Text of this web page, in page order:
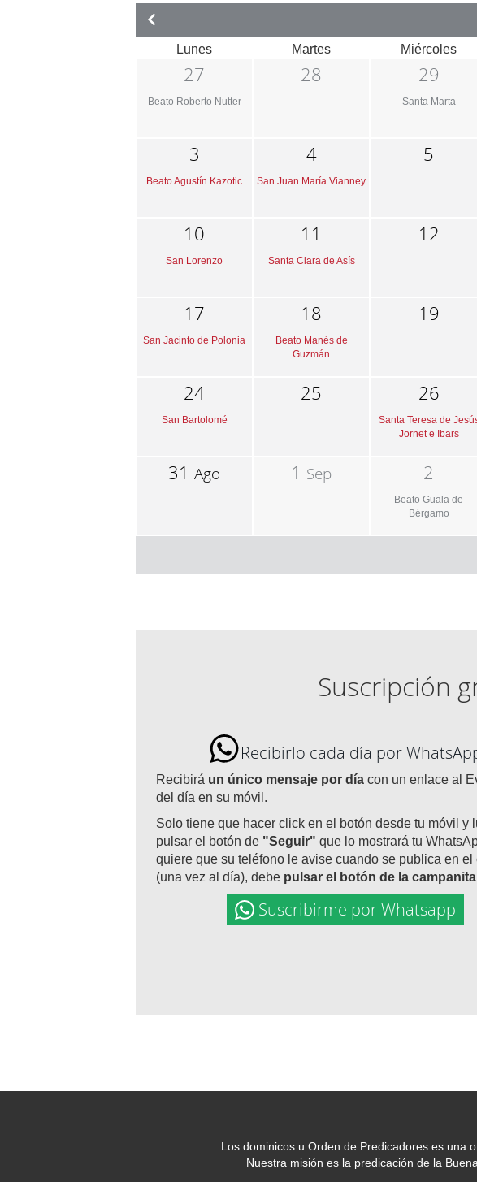
Lunes Martes Miércoles
27
Beato Roberto Nutter
28 29
Santa Marta
3
Beato Agustín Kazotic
4
San Juan María Vianney
5
10
San Lorenzo
11
Santa Clara de Asís
12
17
San Jacinto de Polonia
18
Beato Manés de
Guzmán
19
24
San Bartolomé
25 26
Santa Teresa de
Jornet e Ibars
31Ago 1 Sep 2
Beato Guala de
Bérgamo
Suscripción
Recibirlo cada día por
Recibirá un único mensaje por día con un enlace al
del día en su móvil.
Solo tiene que hacer click en el botón desde tu móvil y
pulsar el botón de "Seguir" que lo mostrará tu
quiere que su teléfono le avise cuando se publica en el
(una vez al día), debe pulsar el botón de la campanita
Suscribirme por Whatsapp
Los dominicos u Orden de Predicadores es una
Nuestra misión es la predicación de la